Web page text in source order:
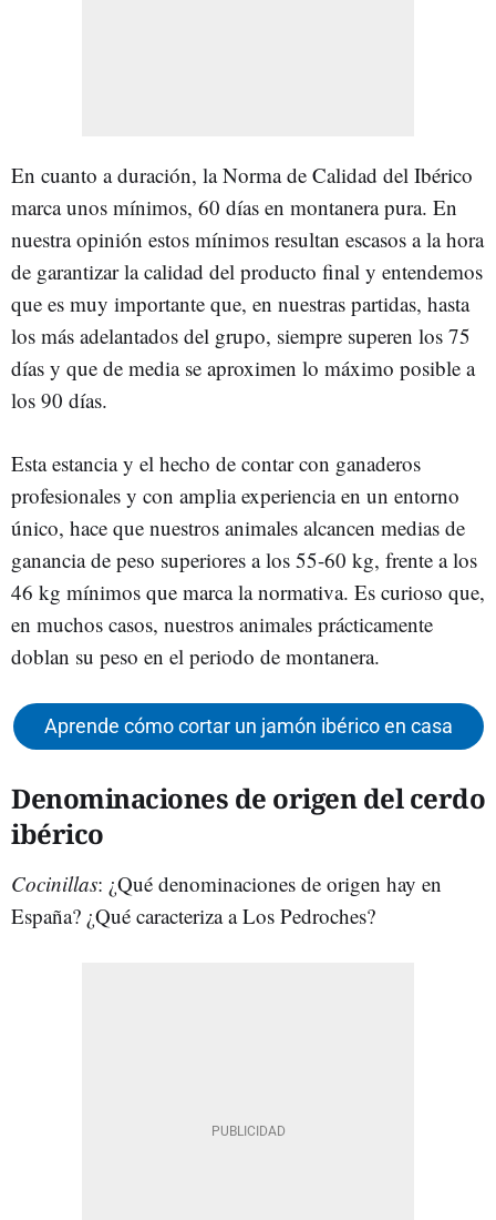
En cuanto a duración, la Norma de Calidad del Ibérico
marca unos mínimos, 60 días en montanera pura. En
nuestra opinión estos mínimos resultan escasos a la hora
de garantizar la calidad del producto final y entendemos
que es muy importante que, en nuestras partidas, hasta
los más adelantados del grupo, siempre superen los 75
días y que de media se aproximen lo máximo posible a
los 90 días.
Esta estancia y el hecho de contar con ganaderos
profesionales y con amplia experiencia en un entorno
único, hace que nuestros animales alcancen medias de
ganancia de peso superiores a los 55-60 kg, frente a los
46 kg mínimos que marca la normativa. Es curioso que,
en muchos casos, nuestros animales prácticamente
doblan su peso en el periodo de montanera.
Aprende cómo cortar un jamón ibérico en casa
Denominaciones de origen del cerdo
ibérico
Cocinillas: ¿Qué denominaciones de origen hay en
España? ¿Qué caracteriza a Los Pedroches?